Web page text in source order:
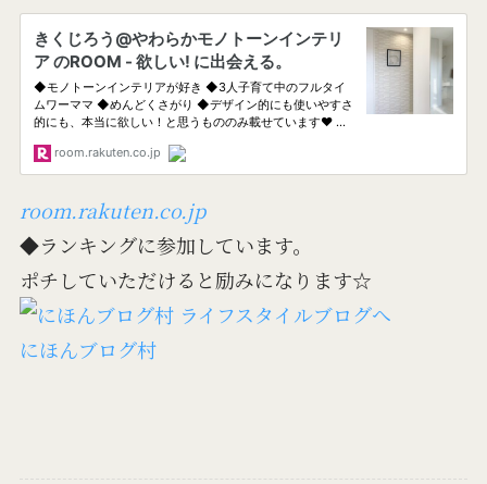
room.rakuten.co.jp
◆ランキングに参加しています。
ポチしていただけると励みになります☆
にほんブログ村